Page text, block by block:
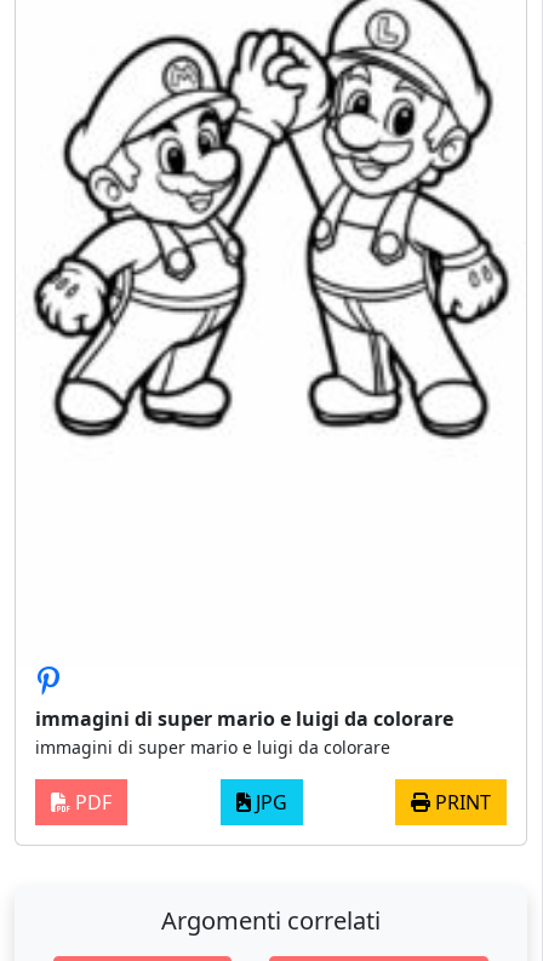
immagini di super mario e luigi da colorare
immagini di super mario e luigi da colorare
PDF JPG PRINT
Argomenti correlati